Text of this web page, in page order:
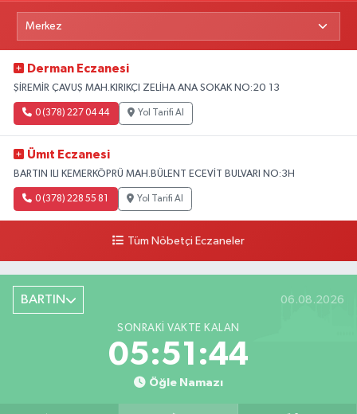
Derman Eczanesi
ŞİREMİR ÇAVUŞ MAH.KIRIKÇI ZELİHA ANA SOKAK NO:20 13
0 (378) 227 04 44 Yol Tarifi Al
Ümıt Eczanesi
BARTIN ILI KEMERKÖPRÜ MAH.BÜLENT ECEVİT BULVARI NO:3H
0 (378) 228 55 81 Yol Tarifi Al
Tüm Nöbetçi Eczaneler
BARTIN 06.08.2026
SONRAKI VAKTE KALAN
05:51:43
Öğle Namazı